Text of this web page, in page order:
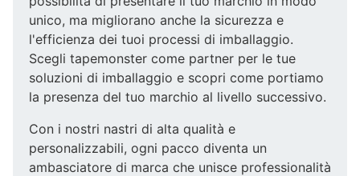
unico, ma migliorano anche la sicurezza e
l'efficienza dei tuoi processi di imballaggio.
Scegli tapemonster come partner per le tue
soluzioni di imballaggio e scopri come portiamo
la presenza del tuo marchio al livello successivo.
Con i nostri nastri di alta qualità e
personalizzabili, ogni pacco diventa un
ambasciatore di marca che unisce professionalità